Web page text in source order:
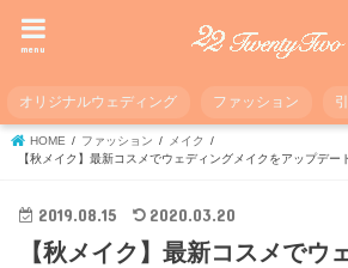
menu
オリジナルウェディング ファッション
HOME ファッション
メイク
【秋メイク】最新コスメでウェディングメイクをアップデ
2019.08.15 2020.03.20
【秋メイク】最新コスメでウ